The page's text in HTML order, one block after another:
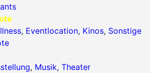
, Eventlocation, Kinos, Sonstige
, Musik, Theater